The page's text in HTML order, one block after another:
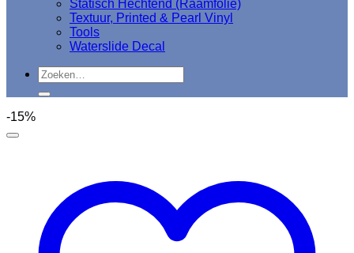
Statisch Hechtend (Raamfolie)
Textuur, Printed & Pearl Vinyl
Tools
Waterslide Decal
Zoeken
naar:
-15%